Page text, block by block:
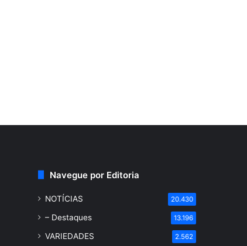
Navegue por Editoria
NOTÍCIAS 20.430
– Destaques 13.196
VARIEDADES 2.562